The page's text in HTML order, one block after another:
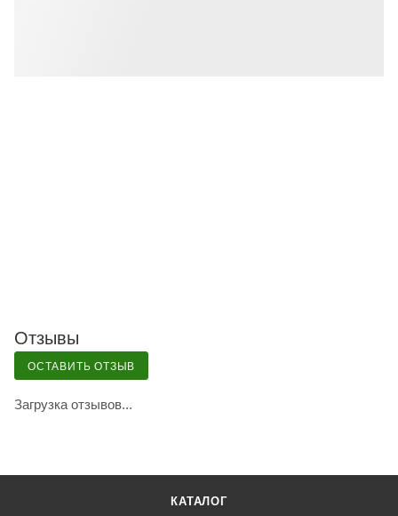
Отзывы
ОСТАВИТЬ ОТЗЫВ
Загрузка отзывов...
КАТАЛОГ